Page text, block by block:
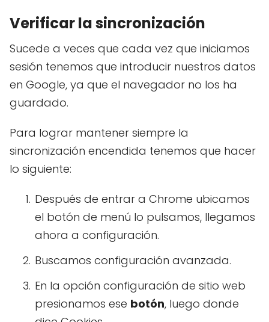
Verificar la sincronización
Sucede a veces que cada vez que iniciamos
sesión tenemos que introducir nuestros datos
en Google, ya que el navegador no los ha
guardado.
Para lograr mantener siempre la
sincronización encendida tenemos que hacer
lo siguiente:
Después de entrar a Chrome ubicamos
el botón de menú lo pulsamos, llegamos
ahora a configuración.
Buscamos configuración avanzada.
En la opción configuración de sitio web
presionamos ese botón, luego donde